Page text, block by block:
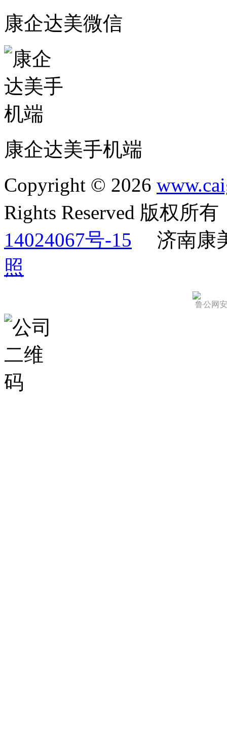
康企达美微信
康企达美手机端
Copyright © 2026
Rights Reserved 版权所
14024067号-15 济南康
照
鲁公网